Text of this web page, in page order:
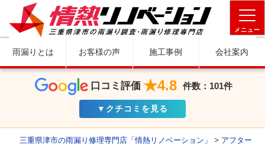
メニュー
雨漏りとは お客様の声 施工事例 会社案内
口コミ評価 ★4.8 件数：101件
▼クチコミを見る
三重県津市の雨漏り修理専門店「情熱リノベーション」 > アフター